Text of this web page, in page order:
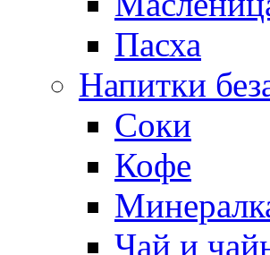
Пасха
Напитки
Соки
Кофе
Чай и